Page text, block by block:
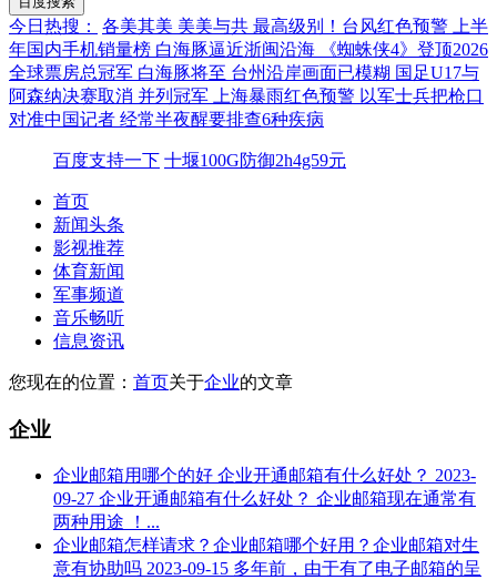
今日热搜： 各美其美 美美与共 最高级别！台风红色预警
上半
年国内手机销量榜 白海豚逼近浙闽沿海
《蜘蛛侠4》登顶2026
全球票房总冠军 白海豚将至 台州沿岸画面已模糊 国足U17与
阿森纳决赛取消 并列冠军
上海暴雨红色预警 以军士兵把枪口
对准中国记者 经常半夜醒要排查6种疾病
百度支持一下 十堰100G防御2h4g59元
首页
新闻头条
影视推荐
体育新闻
军事频道
音乐畅听
信息资讯
您现在的位置： 首页关于企业的文章
企业
企业邮箱用哪个的好 企业开通邮箱有什么好处？ 2023-
09-27 企业开通邮箱有什么好处？ 企业邮箱现在通常有
两种用途 ！...
企业邮箱怎样请求？企业邮箱哪个好用？企业邮箱对生
意有协助吗 2023-09-15 多年前，由于有了电子邮箱的呈